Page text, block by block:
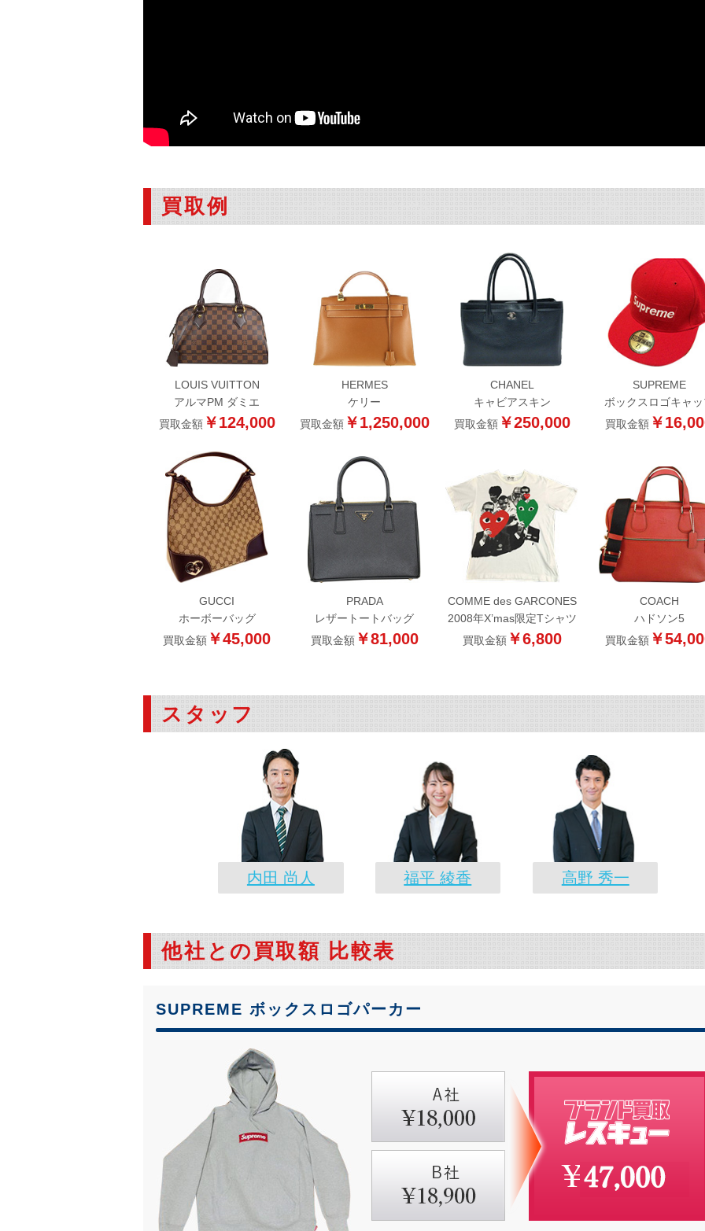
買取例
LOUIS VUITTON
アルマPM ダミエ
買取金額￥124,000
HERMES
ケリー
買取金額￥1,250,000
CHANEL
キャビアスキン
買取金額￥250,000
SUPREME
ボックスロゴキャ
買取金額 ￥
GUCCI
ホーボーバッグ
買取金額 ￥45,000
PRADA
レザートートバッグ
買取金額￥81,000
COMME des GARCONES
2008年X’mas限定Tシャツ
買取金額￥6,800
COACH
ハドソン5
買取金額 ￥
スタッフ
内田 尚人 福平 綾香 高野 秀一
他社との買取額 比較表
SUPREME ボックスロゴパーカー